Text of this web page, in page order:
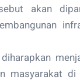
akan
masyarakat